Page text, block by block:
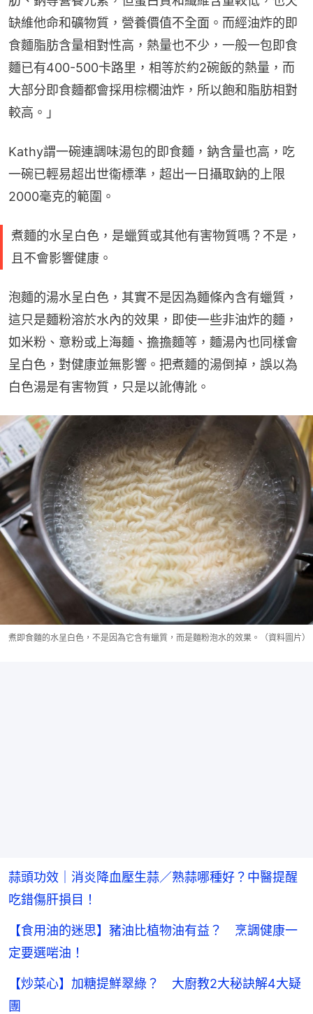
缺維他命和礦物質，營養價值不全面。而經油炸的即
食麵脂肪含量相對性高，熱量也不少，一般一包即食
麵已有400-500卡路里，相等於約2碗飯的熱量，而
大部分即食麵都會採用棕櫚油炸，所以飽和脂肪相對
較高。」
Kathy謂一碗連調味湯包的即食麵，鈉含量也高，吃
一碗已輕易超出世衞標準，超出一日攝取鈉的上限
2000毫克的範圍。
煮麵的水呈白色，是蠟質或其他有害物質嗎？不是，
且不會影響健康。
泡麵的湯水呈白色，其實不是因為麵條內含有蠟質，
這只是麵粉溶於水內的效果，即使一些非油炸的麵，
如米粉、意粉或上海麵、擔擔麵等，麵湯內也同樣會
呈白色，對健康並無影響。把煮麵的湯倒掉，誤以為
白色湯是有害物質，只是以訛傳訛。
煮即食麵的水呈白色，不是因為它含有蠟質，而是麵粉泡水的效果。（資料圖片）
蒜頭功效｜消炎降血壓生蒜／熟蒜哪種好？中醫提醒
吃錯傷肝損目！
【食用油的迷思】豬油比植物油有益？ 烹調健康一
定要選啱油！
【炒菜心】加糖提鮮翠綠？ 大廚教2大秘訣解4大疑
團